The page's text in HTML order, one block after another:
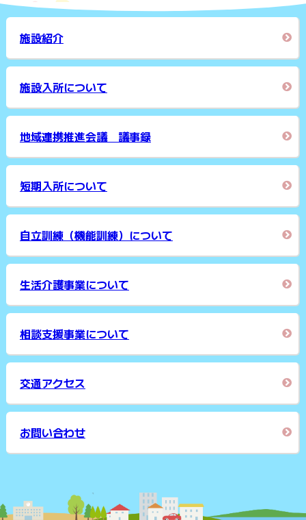
施設紹介
施設入所について
地域連携推進会議 議事録
短期入所について
自立訓練（機能訓練）について
生活介護事業について
相談支援事業について
交通アクセス
お問い合わせ